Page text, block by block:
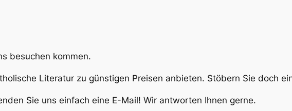
besuchen kommen.
Literatur zu günstigen Preisen anbieten. Stöbern Sie doch
Sie uns einfach eine E-Mail! Wir antworten Ihnen gerne.